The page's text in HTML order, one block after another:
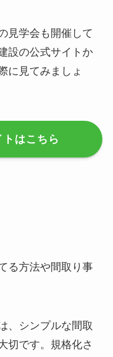
見学会も開催して
設の公式サイトか
に見てみましょ
はこちら
る方法や間取り事
、シンプルな間取
切です。規格化さ